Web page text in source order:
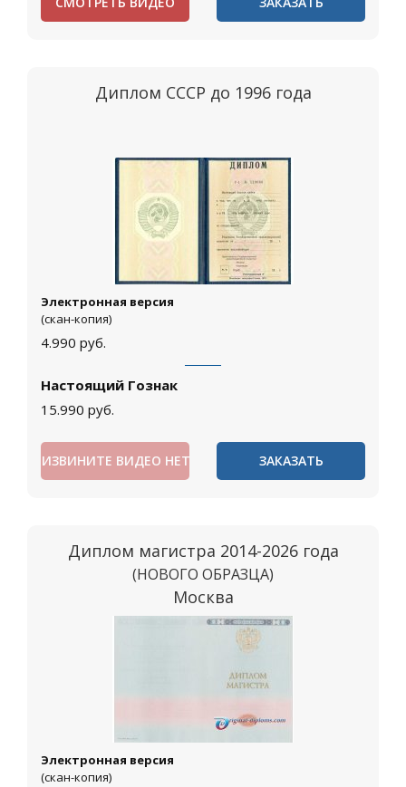
Диплом СССР до 1996 года
Электронная версия
(скан-копия)
4.990 руб.
Настоящий Гознак
15.990 руб.
ИЗВИНИТЕ ВИДЕО НЕТ ЗАКАЗАТЬ
Диплом магистра 2014-2026 года
(НОВОГО ОБРАЗЦА)
Москва
Электронная версия
(скан-копия)